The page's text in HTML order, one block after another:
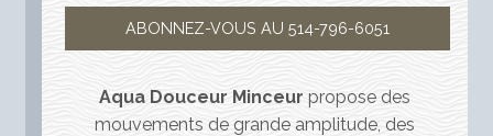
ABONNEZ-VOUS AU 514-796-6051
Aqua Douceur Minceur propose des
mouvements de grande amplitude, des